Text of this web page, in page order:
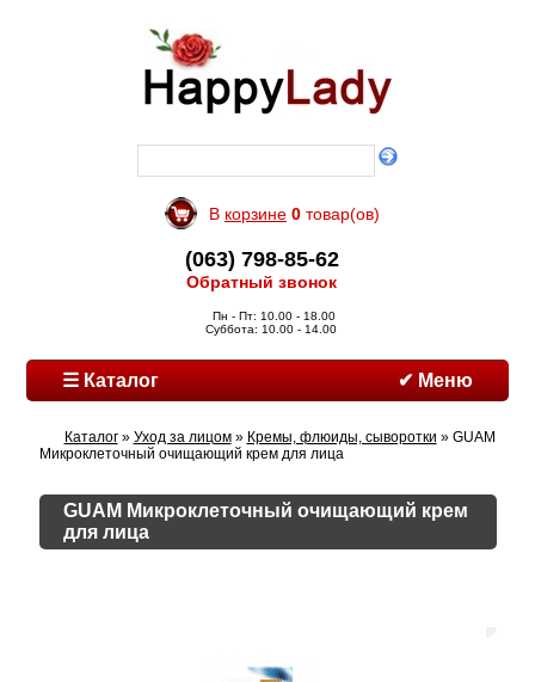
В корзине 0 товар(ов)
(063) 798-85-62
Обратный звонок
Пн - Пт: 10.00 - 18.00
Суббота: 10.00 - 14.00
☰ Каталог ✔ Меню
Каталог» Уход за лицом» Кремы, флюиды, сыворотки » GUAM
Микроклеточный очищающий крем для лица
GUAM Микроклеточный очищающий крем
для лица